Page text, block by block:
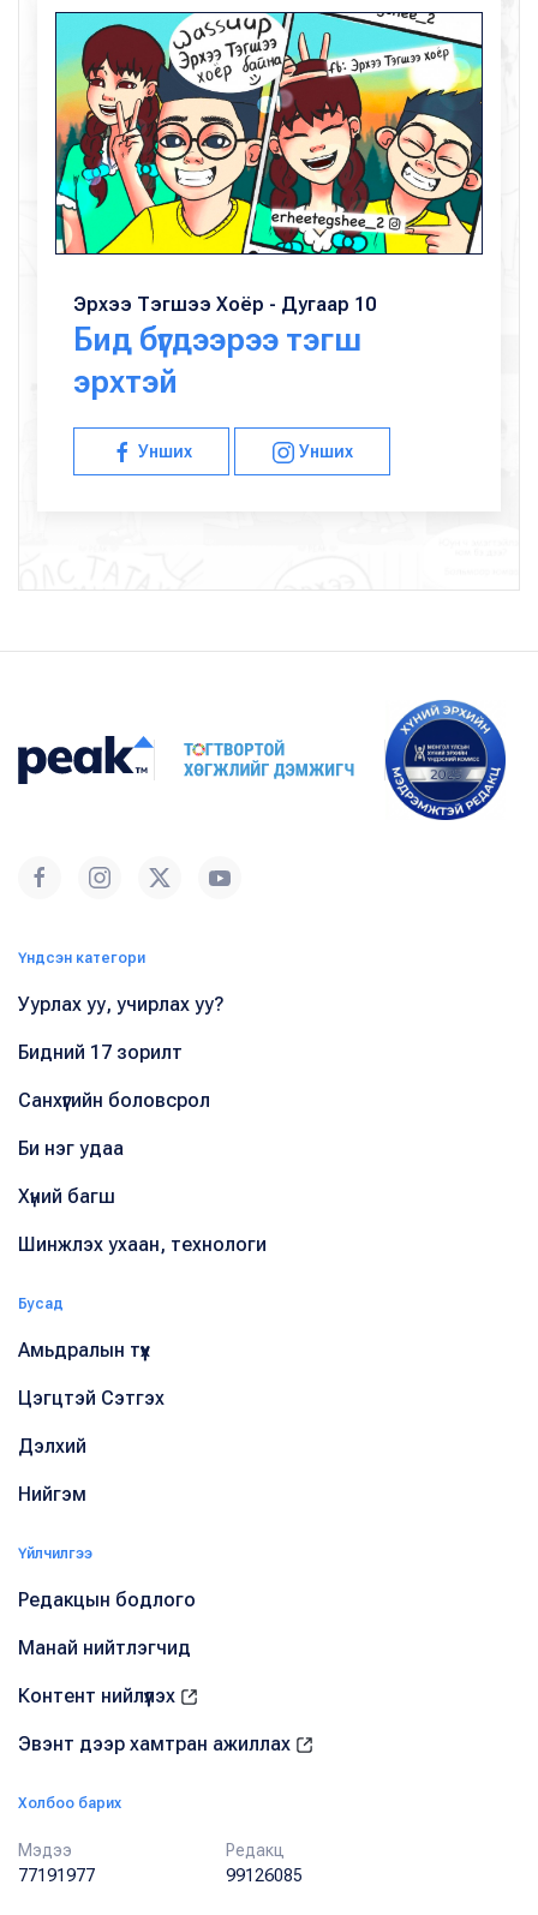
Эрхээ Тэгшээ Хоёр - Дугаар 10
Бид бүгдээрээ тэгш
эрхтэй
Унших Унших
Үндсэн категори
Уурлах уу, учирлах уу?
Бидний 17 зорилт
Санхүүгийн боловсрол
Би нэг удаа
Хүний багш
Шинжлэх ухаан, технологи
Бусад
Амьдралын түүх
Цэгцтэй Сэтгэх
Дэлхий
Нийгэм
Үйлчилгээ
Редакцын бодлого
Манай нийтлэгчид
Контент нийлүүлэх
Эвэнт дээр хамтран ажиллах
Холбоо барих
Мэдээ
77191977
Редакц
99126085